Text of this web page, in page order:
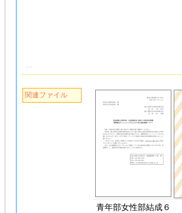
関連ファイル
青年部女性部結成６